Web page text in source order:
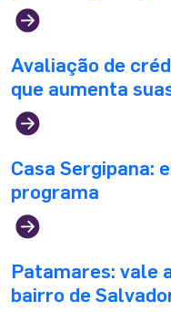
Avaliação de
que aumenta
Casa Sergipana:
programa
Patamares: vale
bairro de